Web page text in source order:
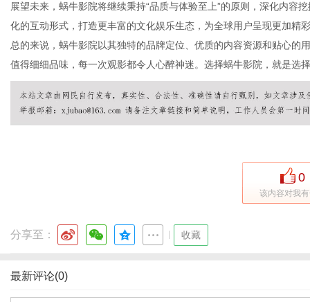
展望未来，蜗牛影院将继续秉持“品质与体验至上”的原则，深化内容
化的互动形式，打造更丰富的文化娱乐生态，为全球用户呈现更加精
总的来说，蜗牛影院以其独特的品牌定位、优质的内容资源和贴心的
值得细细品味，每一次观影都令人心醉神迷。选择蜗牛影院，就是选
0
该内容对我
分享至： 收藏
最新评论(0)